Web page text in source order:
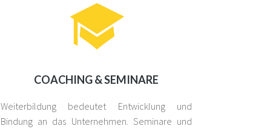
COACHING & SEMINARE
Weiterbildung bedeutet Entwicklung und
Bindung an das Unternehmen. Seminare und